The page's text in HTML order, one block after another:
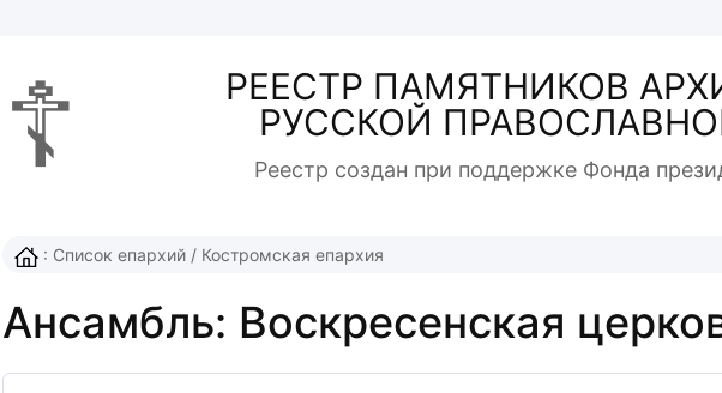
☦
РЕЕСТР ПАМЯТНИКОВ
РУССКОЙ
Реестр создан при поддержке Фонда
: Список епархий / Костромская епархия
Ансамбль: Воскресенская